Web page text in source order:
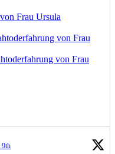
Frau Ursula
von Frau
von Frau
9th